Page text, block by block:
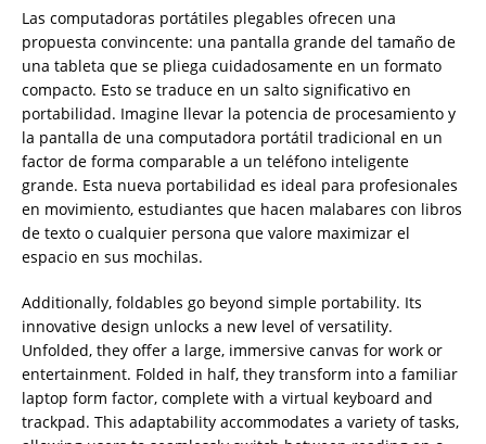
Las computadoras portátiles plegables ofrecen una
propuesta convincente: una pantalla grande del tamaño de
una tableta que se pliega cuidadosamente en un formato
compacto. Esto se traduce en un salto significativo en
portabilidad. Imagine llevar la potencia de procesamiento y
la pantalla de una computadora portátil tradicional en un
factor de forma comparable a un teléfono inteligente
grande. Esta nueva portabilidad es ideal para profesionales
en movimiento, estudiantes que hacen malabares con libros
de texto o cualquier persona que valore maximizar el
espacio en sus mochilas.
Additionally, foldables go beyond simple portability. Its
innovative design unlocks a new level of versatility.
Unfolded, they offer a large, immersive canvas for work or
entertainment. Folded in half, they transform into a familiar
laptop form factor, complete with a virtual keyboard and
trackpad. This adaptability accommodates a variety of tasks,